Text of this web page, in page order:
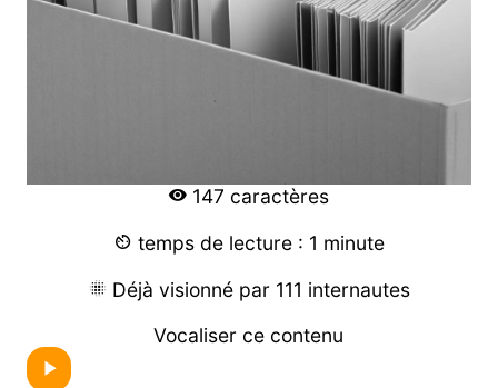
147 caractères
temps de lecture : 1 minute
Déjà visionné par 111 internautes
Vocaliser ce contenu